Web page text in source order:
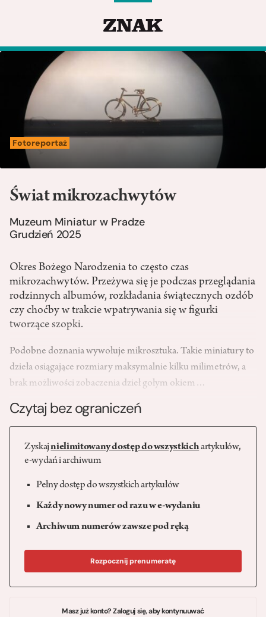
Fotoreportaż
Świat mikrozachwytów
Muzeum Miniatur w Pradze
Grudzień 2025
Okres Bożego Narodzenia to często czas
mikrozachwytów. Przeżywa się je podczas przeglądania
rodzinnych albumów, rozkładania świątecznych ozdób
czy choćby w trakcie wpatrywania się w figurki
tworzące szopki.
Podobne doznania wywołuje mikrosztuka. Takie miniatury to
dzieła osiągające rozmiary maksymalnie kilku milimetrów, a
brak możliwości zobaczenia dzieł gołym okiem…
Czytaj bez ograniczeń
Zyskajnielimitowany dostęp do wszystkichartykułów,
e-wydań i archiwum
Pełny dostęp do wszystkich artykułów
Każdy nowy numer od razu w e-wydaniu
Archiwum numerów zawsze pod ręką
Rozpocznij prenumeratę
Masz już konto? Zaloguj się, aby kontynuuwać